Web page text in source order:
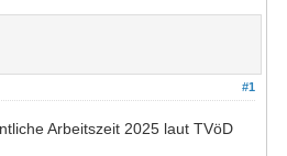
#1
Arbeitszeit 2025 laut TVöD